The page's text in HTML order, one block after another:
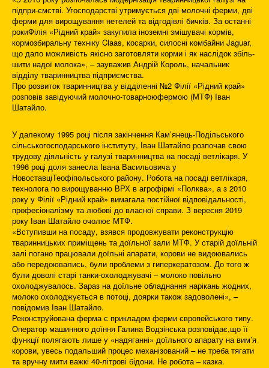
підпри-ємстві. Угосподарстві утримується дві молочні ферми, дві
ферми для вирощування нетелей та відгодівлі бичків. За останні
рокиФілія «Рідний край» закупила іноземні змішувачі кормів,
кормозбиральну техніку Claas, косарки, силосні комбайни Jaguar,
що дало можливість якісно заготовляти корми і як наслідок збіль-
шити надої молока», – зауважив Андрій Король, начальник
відділу тваринництва підприємства.
Про розвиток тваринництва у відділенні №2 Філії «Рідний край»
розповів завідуючий молочно-товарноюфермою (МТФ) Іван
Шатайло.
У далекому 1995 році після закінчення Кам’янець-Подільського
сільськогосподарського інституту, Іван Шатайло розпочав свою
трудову діяльність у галузі тваринництва на посаді ветлікаря. У
1996 році доля занесла Івана Васильовича у
НовоставціТеофіпольського району. Робота на посаді ветлікаря,
технолога по вирощуванню ВРХ в агрофірмі «Полква», а з 2010
року у Філії «Рідний край» вимагала постійної відповідальності,
професіоналізму та любові до власної справи. З вересня 2019
року Іван Шатайло очолює МТФ.
«Вступивши на посаду, взявся продовжувати реконструкцію
тваринницьких приміщень та доїльної зали МТФ. У старій доїльній
залі погано працювали доїльні апарати, корови не видоювались
або передоювались, були проблеми з гиперкератозом. До того ж
були доволі старі танки-охолоджувачі – молоко повільно
охолоджувалось. Зараз на доїльне обладнання нарікань жодних,
молоко охолоджується в потоці, доярки також задоволені», –
повідомив Іван Шатайло.
Реконструйована ферма є прикладом ферми європейського типу.
Оператор машинного доїння Галина Водзінська розповідає,що її
функції полягають лише у «надяганні» доїльного апарату на вим’я
корови, увесь подальший процес механізований – не треба тягати
та вручну мити важкі 40-літрові бідони. Не робота – казка.